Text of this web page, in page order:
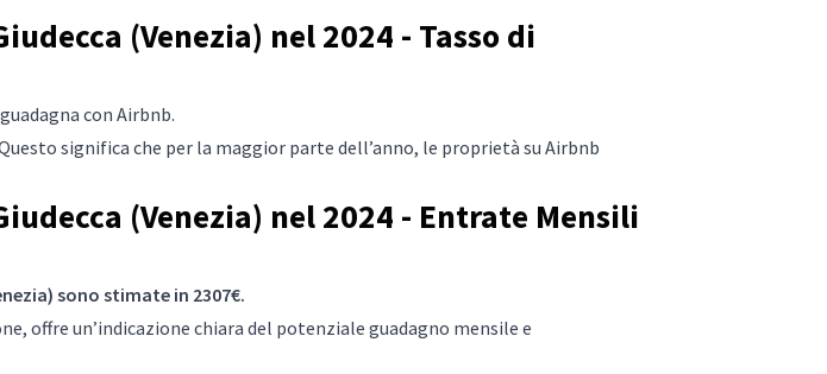
(Venezia) nel 2024 - Tasso di
con Airbnb.
significa che per la maggior parte dell’anno, le proprietà su Airbnb
(Venezia) nel 2024 - Entrate Mensili
sono stimate in 2307€.
offre un’indicazione chiara del potenziale guadagno mensile e